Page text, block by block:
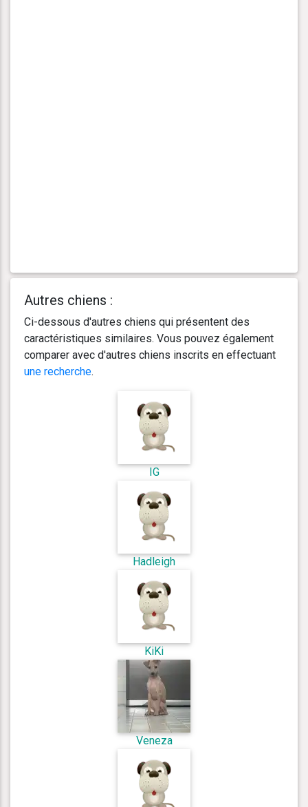
Autres chiens :
Ci-dessous d'autres chiens qui présentent des
caractéristiques similaires. Vous pouvez également
comparer avec d'autres chiens inscrits en effectuant
une recherche.
IG
Hadleigh
KiKi
Veneza